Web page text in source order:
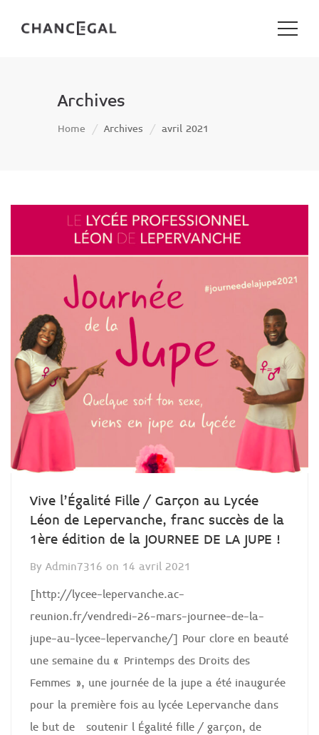
Archives
Home Archives avril 2021
Vive l’Égalité Fille / Garçon au Lycée
Léon de Lepervanche, franc succès de la
1ère édition de la JOURNEE DE LA JUPE !
By Admin7316 on 14 avril 2021
[http://lycee-lepervanche.ac-
reunion.fr/vendredi-26-mars-journee-de-la-
jupe-au-lycee-lepervanche/] Pour clore en beauté
une semaine du « Printemps des Droits des
Femmes », une journée de la jupe a été inaugurée
pour la première fois au lycée Lepervanche dans
le but de soutenir l Égalité fille / garçon, de